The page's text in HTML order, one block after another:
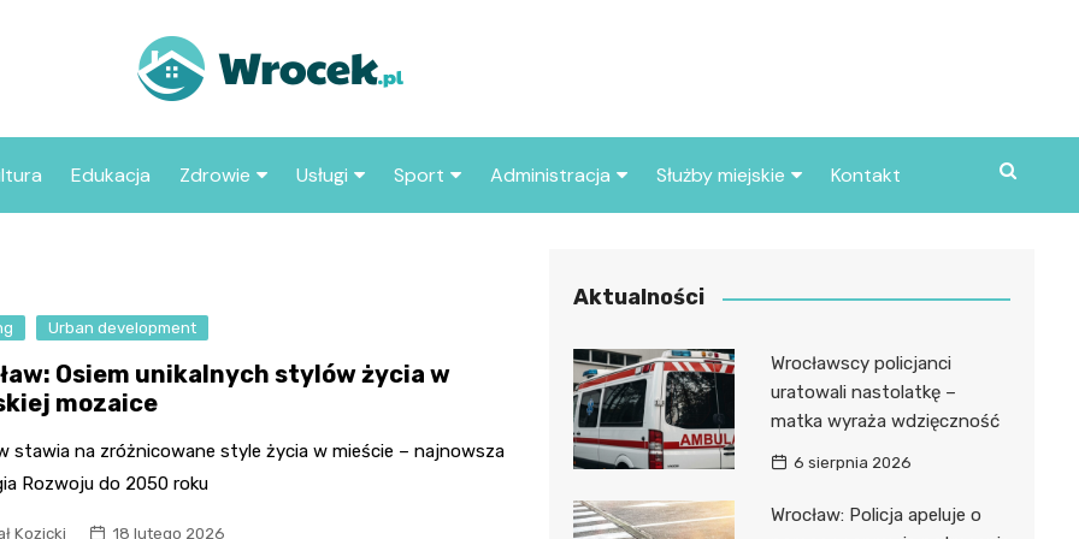
we
Edukacja Zdrowie
Apteka
Usługi
Stacja paliw
Sport
sportowe
Administracja
Urząd miasta
Służby miejskie
Policja
Kontakt
Urban development
Osiem unikalnych stylów życia w
mozaice
stawia na zróżnicowane style życia w mieście – najnowsza
Rozwoju do 2050 roku
Kozicki 18 lutego 2026
Aktualności
Wrocławscy policjanci
uratowali nastolatkę –
matka wyraża wdzięczność
6 sierpnia 2026
Wrocław: Policja apeluje o